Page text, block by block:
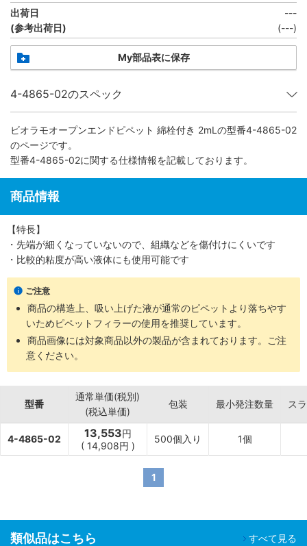
出荷日
(参考出荷日)
---
(---)
My部品表に保存
4-4865-02のスペック
ビオラモオープンエンドピペット 綿栓付き 2mL の型番4-4865-02
のページです。
型番4-4865-02に関する仕様情報を記載しております。
商品情報
【特長】
・先端が細くなっていないので、組織などを傷付けにくいです
・比較的粘度が高い液体にも使用可能です
ご注意
商品の構造上、吸い上げた液が通常のピペットより落ちやす
いためピペットフィラーの使用を推奨しています。
商品画像には対象商品以外の製品が含まれております。ご注
意ください。
型番
通常単価(税別)
(税込単価)
包装 最小発注数量 ス
4-4865-02 13,553円
( 14,908円 )
500個入り 1個
1
類似品はこちら すべて見る